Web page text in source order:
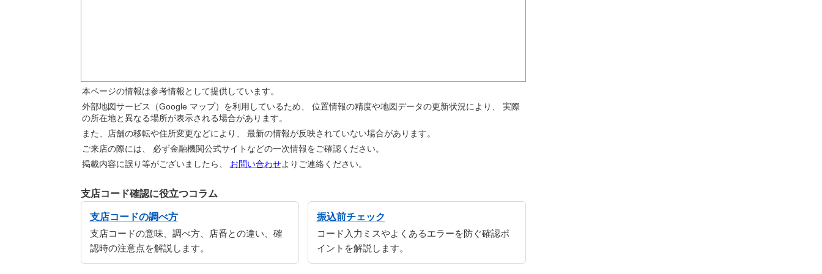
本ページの情報は参考情報として提供しています。
外部地図サービス（Google マップ）を利用しているため、 位置情報の精度や地図データの更新状況により、 実際
の所在地と異なる場所が表示される場合があります。
また、店舗の移転や住所変更などにより、 最新の情報が反映されていない場合があります。
ご来店の際には、 必ず金融機関公式サイトなどの一次情報をご確認ください。
掲載内容に誤り等がございましたら、 お問い合わせよりご連絡ください。
支店コード確認に役立つコラム
支店コードの調べ方
支店コードの意味、調べ方、店番との違い、確
認時の注意点を解説します。
振込前チェック
コード入力ミスやよくあるエラーを防ぐ確認ポ
イントを解説します。